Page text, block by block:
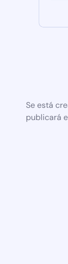
Se está
publicará